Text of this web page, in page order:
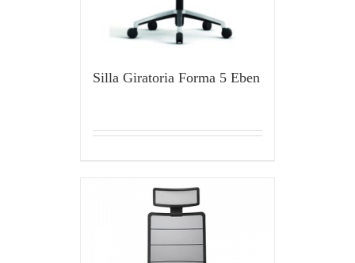
Silla Giratoria Forma 5 Eben